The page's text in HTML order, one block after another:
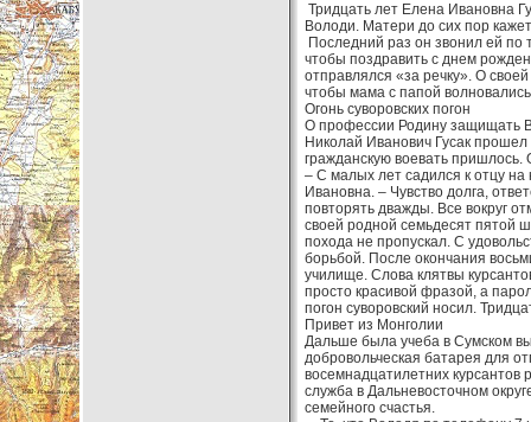
Тридцать лет Елена Ивановна
Володи. Матери до сих пор
Последний раз он звонил ей по
чтобы поздравить с днем
отправлялся «за речку». О
чтобы мама с папой
Огонь суворовских погон
О профессии Родину защищать
Николай Иванович Гусак
гражданскую воевать
– С малых лет садился к отцу
Ивановна. – Чувство долга,
повторять дважды. Все вокруг
своей родной семьдесят пятой
похода не пропускал. С
борьбой. После окончания
училище. Слова клятвы
просто красивой фразой, а
погон суворовский носил.
Привет из Монголии
Дальше была учеба в Сумском
добровольческая батарея для
восемнадцатилетних
служба в Дальневосточном
семейного счастья.